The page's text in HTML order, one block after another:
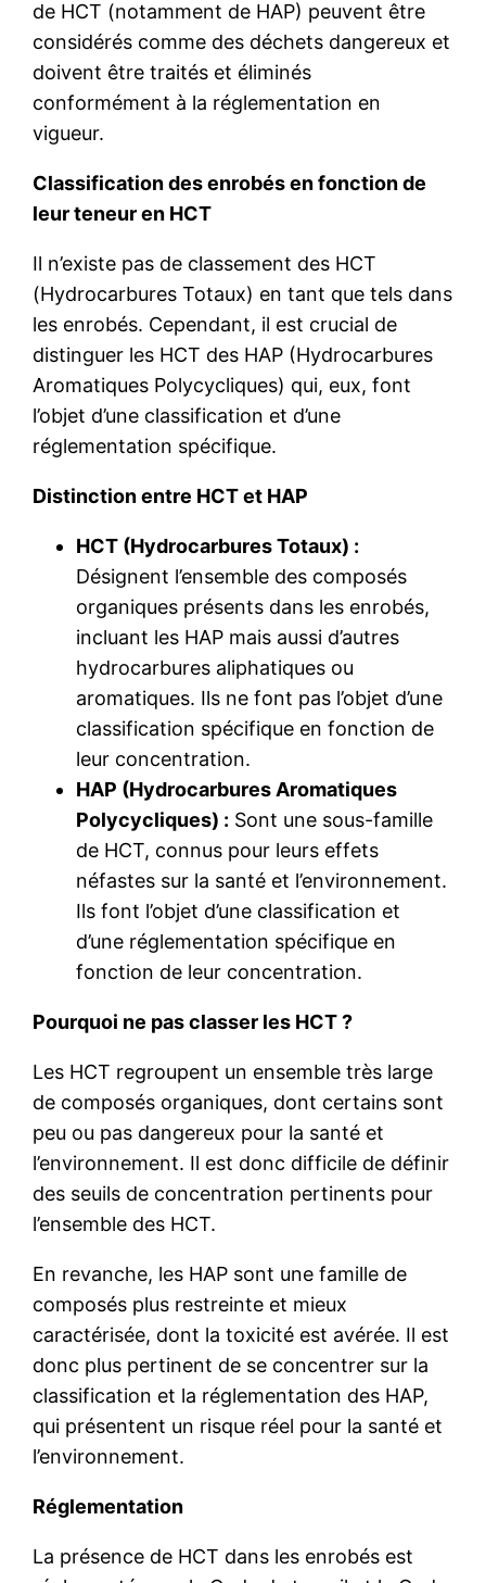
de HCT (notamment de HAP) peuvent être
considérés comme des déchets dangereux et
doivent être traités et éliminés
conformément à la réglementation en
vigueur.
Classification des enrobés en fonction de
leur teneur en HCT
Il n’existe pas de classement des HCT
(Hydrocarbures Totaux) en tant que tels dans
les enrobés. Cependant, il est crucial de
distinguer les HCT des HAP (Hydrocarbures
Aromatiques Polycycliques) qui, eux, font
l’objet d’une classification et d’une
réglementation spécifique.
Distinction entre HCT et HAP
HCT (Hydrocarbures Totaux) :
Désignent l’ensemble des composés
organiques présents dans les enrobés,
incluant les HAP mais aussi d’autres
hydrocarbures aliphatiques ou
aromatiques. Ils ne font pas l’objet d’une
classification spécifique en fonction de
leur concentration.
HAP (Hydrocarbures Aromatiques
Polycycliques) : Sont une sous-famille
de HCT, connus pour leurs effets
néfastes sur la santé et l’environnement.
Ils font l’objet d’une classification et
d’une réglementation spécifique en
fonction de leur concentration.
Pourquoi ne pas classer les HCT ?
Les HCT regroupent un ensemble très large
de composés organiques, dont certains sont
peu ou pas dangereux pour la santé et
l’environnement. Il est donc difficile de définir
des seuils de concentration pertinents pour
l’ensemble des HCT.
En revanche, les HAP sont une famille de
composés plus restreinte et mieux
caractérisée, dont la toxicité est avérée. Il est
donc plus pertinent de se concentrer sur la
classification et la réglementation des HAP,
qui présentent un risque réel pour la santé et
l’environnement.
Réglementation
La présence de HCT dans les enrobés est